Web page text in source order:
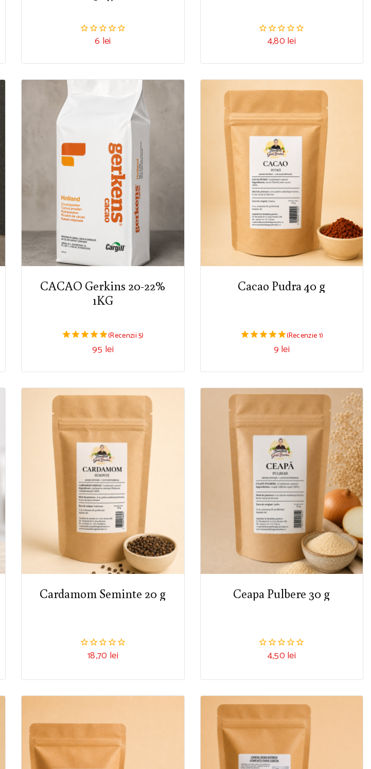
6 lei 4,80 lei
CACAO Gerkins 20-22%
1KG
(Recenzii 5)
95 lei
Cacao Pudra 40 g
(Recenzie 1)
9 lei
Cardamom Seminte 20 g
18,70 lei
Ceapa Pulbere 30 g
4,50 lei